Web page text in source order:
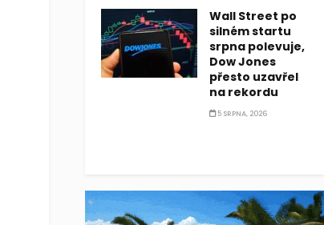
Wall Street po
silném startu
srpna polevuje,
Dow Jones
přesto uzavřel
na rekordu
5 SRPNA, 2026